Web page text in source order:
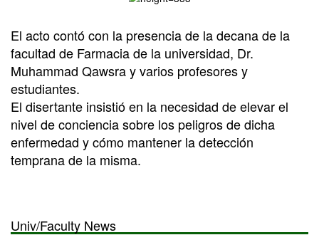
El acto contó con la presencia de la decana de la
facultad de Farmacia de la universidad, Dr.
Muhammad Qawsra y varios profesores y
estudiantes.
El disertante insistió en la necesidad de elevar el
nivel de conciencia sobre los peligros de dicha
enfermedad y cómo mantener la detección
temprana de la misma.
Univ/Faculty News